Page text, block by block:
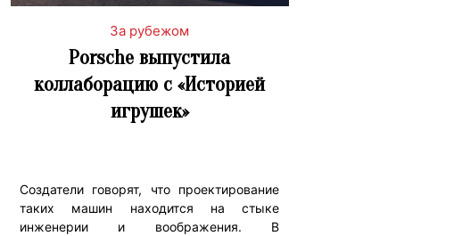
За рубежом
Porsche выпустила
коллаборацию с «Историей
игрушек»
Создатели говорят, что проектирование
таких машин находится на стыке
инженерии и воображения. В